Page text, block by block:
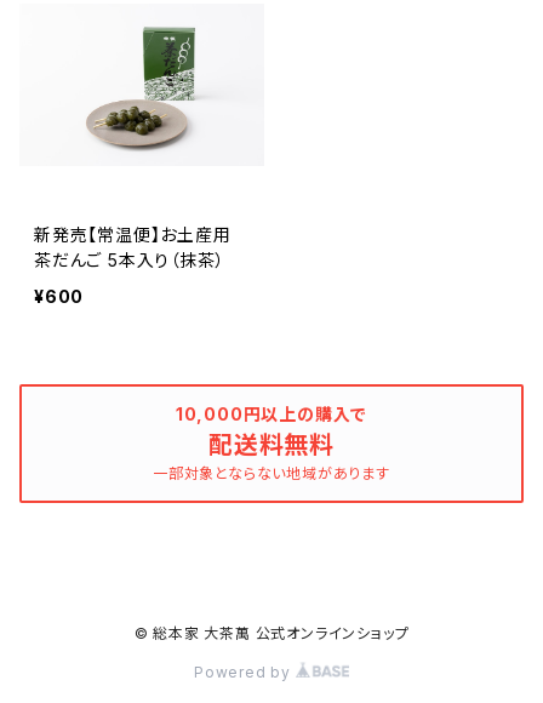
新発売【常温便】お土産用
茶だんご 5本入り（抹茶）
¥600
10,000円以上の購入で
配送料無料
一部対象とならない地域があります
© 総本家 大茶萬 公式オンラインショップ
Powered by